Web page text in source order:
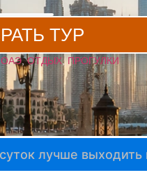
ТУР
ОАЭ,ОТДЫХ,ПРОГУЛКИ
лучше выходить